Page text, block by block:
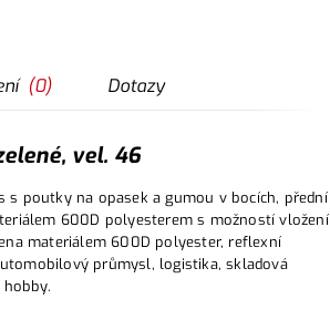
(0) Dotazy
vel. 46
s poutky na opasek a gumou v bocích, přední
600D polyesterem s možností vložení
materiálem 600D polyester, reflexní
průmysl, logistika, skladová
hobby.